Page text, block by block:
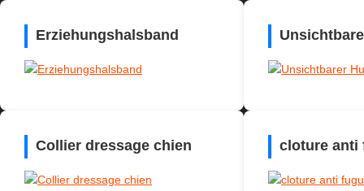
Erziehungshalsband
Collier dressage chien cloture anti